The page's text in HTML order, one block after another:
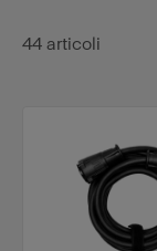
44 articoli